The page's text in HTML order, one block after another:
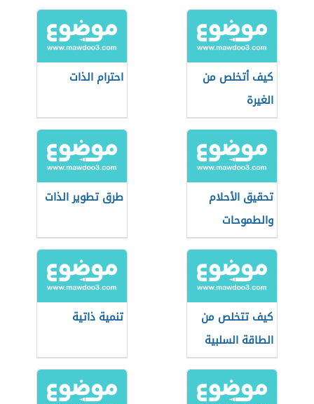
كيف أتخلص من
الغيرة
احترام الذات
تحقيق الأحلام
والطموحات
طرق تطوير الذات
كيف تتخلص من
الطاقة السلبية
تنمية ذاتية